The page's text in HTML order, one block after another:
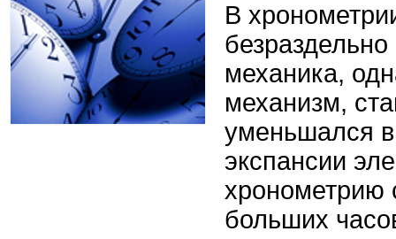
В
механика,
механизм,
уменьшался
экспансии
хронометрию
больших